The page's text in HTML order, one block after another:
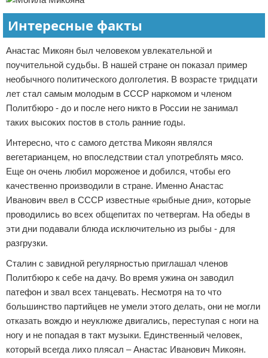
Интересные факты
Анастас Микоян был человеком увлекательной и
поучительной судьбы. В нашей стране он показал пример
необычного политического долголетия. В возрасте тридцати
лет стал самым молодым в СССР наркомом и членом
Политбюро - до и после него никто в России не занимал
таких высоких постов в столь ранние годы.
Интересно, что с самого детства Микоян являлся
вегетарианцем, но впоследствии стал употреблять мясо.
Еще он очень любил мороженое и добился, чтобы его
качественно производили в стране. Именно Анастас
Иванович ввел в СССР известные «рыбные дни», которые
проводились во всех общепитах по четвергам. На обеды в
эти дни подавали блюда исключительно из рыбы - для
разгрузки.
Сталин с завидной регулярностью приглашал членов
Политбюро к себе на дачу. Во время ужина он заводил
патефон и звал всех танцевать. Несмотря на то что
большинство партийцев не умели этого делать, они не могли
отказать вождю и неуклюже двигались, переступая с ноги на
ногу и не попадая в такт музыки. Единственный человек,
который всегда лихо плясал – Анастас Иванович Микоян.